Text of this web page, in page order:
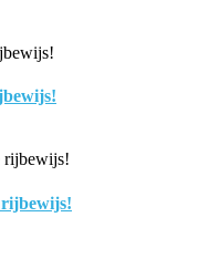
rijbewijs!